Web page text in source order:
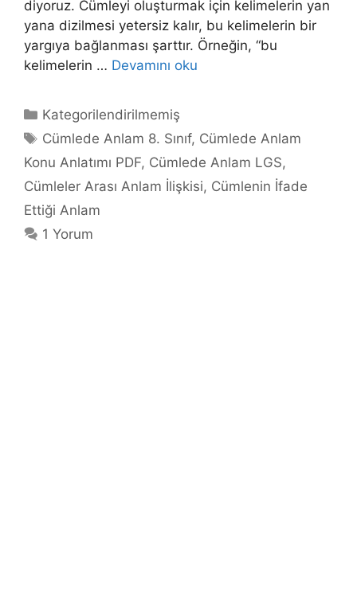
diyoruz. Cümleyi oluşturmak için kelimelerin yan
yana dizilmesi yetersiz kalır, bu kelimelerin bir
yargıya bağlanması şarttır. Örneğin, “bu
kelimelerin … Devamını oku
Kategoriler
Kategorilendirilmemiş
Etiketler
Cümlede Anlam 8. Sınıf, Cümlede Anlam
Konu Anlatımı PDF, Cümlede Anlam LGS,
Cümleler Arası Anlam İlişkisi, Cümlenin İfade
Ettiği Anlam
1 Yorum